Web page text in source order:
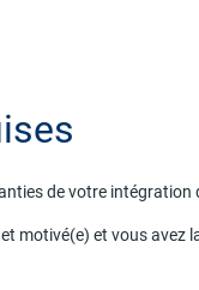
de votre intégration
motivé(e) et vous avez